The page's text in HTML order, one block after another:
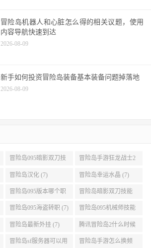
冒险岛机器人和心脏怎么得的相关议题，使用
内容导航快速到达
2026-08-09
新手如何投资冒险岛装备基本装备问题掉落地
2026-08-09
冒险岛095暗影双刀技
能加点 (9)
冒险岛手游狂龙战士2
转 (9)
冒险岛汉化 (7) 冒险岛幸运水晶 (7)
冒险岛095版本哪个职
业段数高些 (7)
冒险岛暗影双刀技能
加点095版本 (7)
冒险岛095海盗转职 (7) 冒险岛095机械师技能
演示 (7)
冒险岛最新外挂 (7) 腾讯冒险岛2什么时候
公测 (7)
冒险岛sf服务器可以用 冒险岛手游怎么换频